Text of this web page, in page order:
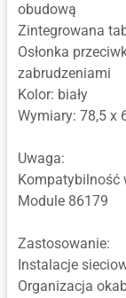
obudową
Zintegrowana
Osłonka
zabrudzeniami
Kolor: biały
Wymiary: 78,5 x
Uwaga:
Kompatybilność
Module 86179
Zastosowanie:
Instalacje
Organizacja